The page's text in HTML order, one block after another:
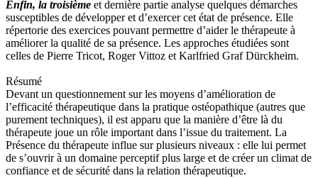
Enfin, la troisième et dernière partie analyse quelques démarches
susceptibles de développer et d’exercer cet état de présence. Elle
répertorie des exercices pouvant permettre d’aider le thérapeute à
améliorer la qualité de sa présence. Les approches étudiées sont
celles de Pierre Tricot, Roger Vittoz et Karlfried Graf Dürckheim.
Résumé
Devant un questionnement sur les moyens d’amélioration de
l’efficacité thérapeutique dans la pratique ostéopathique (autres que
purement techniques), il est apparu que la manière d’être là du
thérapeute joue un rôle important dans l’issue du traitement. La
Présence du thérapeute influe sur plusieurs niveaux : elle lui permet
de s’ouvrir à un domaine perceptif plus large et de créer un climat de
confiance et de sécurité dans la relation thérapeutique.